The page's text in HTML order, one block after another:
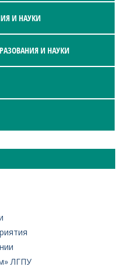
И НАУКИ
И НАУКИ
ЛГПУ